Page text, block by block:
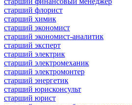
старший флорист
старший химик
старший экономист
старший экономист-аналитик
старший эксперт
старший электрик
старший электромеханик
старший электромонтер
старший энергетик
старший юрисконсульт
старший юрист